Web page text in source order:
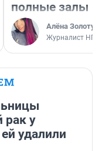
МНЕНИЕ
«Аналоговая
Почему новые
блокбастеры
повторы
фильмов
полные залы